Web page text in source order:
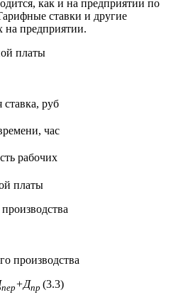
как и на предприятии по
ставки и другие
предприятии.
платы
ставка, руб
час
рабочих
платы
производства
пер+Дпр (3.3)